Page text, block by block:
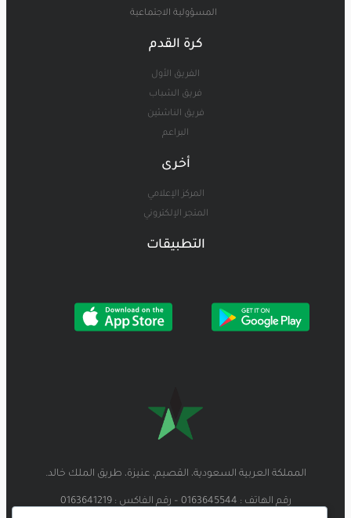
المسؤولية الاجتماعية
كرة القدم
الفريق الأول
فريق الشباب
فريق الناشئين
البراعم
أخرى
المركز الإعلامي
المتجر الإلكتروني
التطبيقات
المملكة العربية السعودية، القصيم، عنيزة، طريق الملك خالد.
رقم الهاتف : 0163645544 – رقم الفاكس : 0163641219